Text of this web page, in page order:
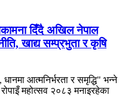
दिँदै अखिल नेपाल
खाद्य सम्प्रभुता र कृषि
आत्मनिर्भरता र समृद्धि" भन्ने
महोत्सव २०८३ मनाइरहेका